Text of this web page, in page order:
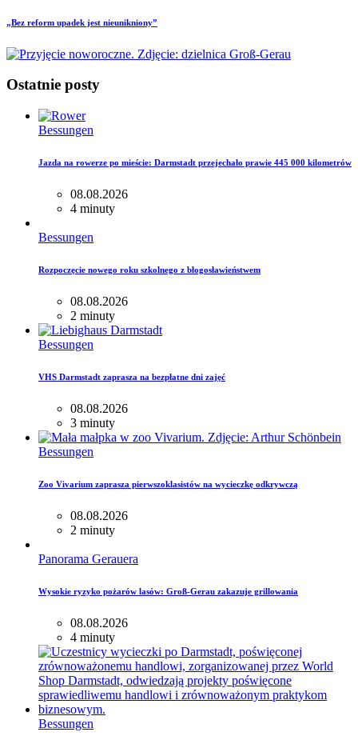
„Bez reform upadek jest nieunikniony”
Ostatnie posty
Bessungen
Jazda na rowerze po mieście: Darmstadt przejechało prawie 445 000 kilometrów
08.08.2026
4 minuty
Bessungen
Rozpoczęcie nowego roku szkolnego z błogosławieństwem
08.08.2026
2 minuty
Bessungen
VHS Darmstadt zaprasza na bezpłatne dni zajęć
08.08.2026
3 minuty
Bessungen
Zoo Vivarium zaprasza pierwszoklasistów na wycieczkę odkrywczą
08.08.2026
2 minuty
Panorama Gerauera
Wysokie ryzyko pożarów lasów: Groß-Gerau zakazuje grillowania
08.08.2026
4 minuty
Bessungen